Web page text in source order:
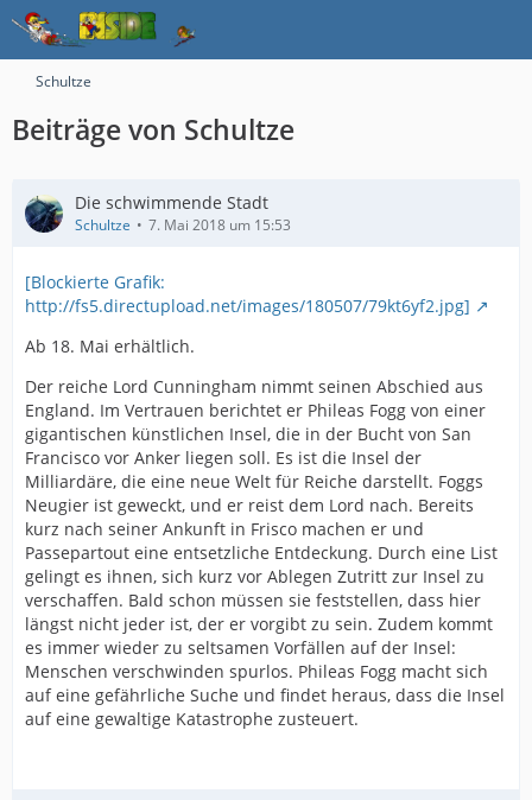
Schultze
Beiträge von Schultze
Die schwimmende Stadt
Schultze 7. Mai 2018 um 15:53
[Blockierte Grafik:
http://fs5.directupload.net/images/180507/79kt6yf2.jpg]
Ab 18. Mai erhältlich.
Der reiche Lord Cunningham nimmt seinen Abschied aus
England. Im Vertrauen berichtet er Phileas Fogg von einer
gigantischen künstlichen Insel, die in der Bucht von San
Francisco vor Anker liegen soll. Es ist die Insel der
Milliardäre, die eine neue Welt für Reiche darstellt. Foggs
Neugier ist geweckt, und er reist dem Lord nach. Bereits
kurz nach seiner Ankunft in Frisco machen er und
Passepartout eine entsetzliche Entdeckung. Durch eine List
gelingt es ihnen, sich kurz vor Ablegen Zutritt zur Insel zu
verschaffen. Bald schon müssen sie feststellen, dass hier
längst nicht jeder ist, der er vorgibt zu sein. Zudem kommt
es immer wieder zu seltsamen Vorfällen auf der Insel:
Menschen verschwinden spurlos. Phileas Fogg macht sich
auf eine gefährliche Suche und findet heraus, dass die Insel
auf eine gewaltige Katastrophe zusteuert.